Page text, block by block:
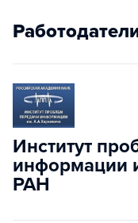
Институт
информации
РАН